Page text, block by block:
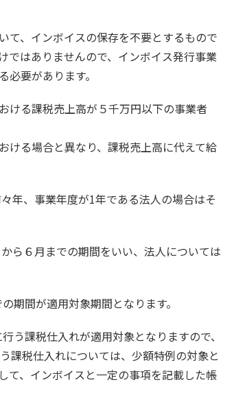
、インボイスの保存を不要とするもので
ではありませんので、インボイス発行事業
要があります。
ける課税売上高が５千万円以下の事業者
ける場合と異なり、課税売上高に代えて給
年、事業年度が1年である法人の場合はそ
ら６月までの期間をいい、法人については
期間が適用対象期間となります。
う課税仕入れが適用対象となりますので、
課税仕入れについては、少額特例の対象と
て、インボイスと一定の事項を記載した帳